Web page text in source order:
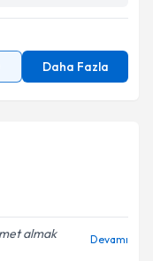
Daha Fazla
almak
Devamı